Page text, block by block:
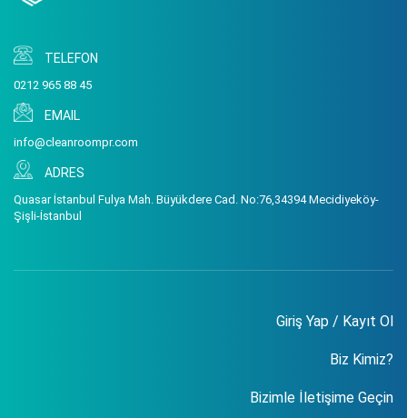
TELEFON
0212 965 88 45
EMAIL
info@cleanroompr.com
ADRES
Quasar İstanbul Fulya Mah. Büyükdere Cad. No:76,34394 Mecidiyeköy-
Şişli-İstanbul
Giriş Yap / Kayıt Ol
Biz Kimiz?
Bizimle İletişime Geçin